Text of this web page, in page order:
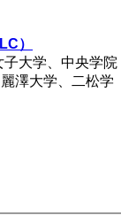
）
大学、中央学院
澤大学、二松学